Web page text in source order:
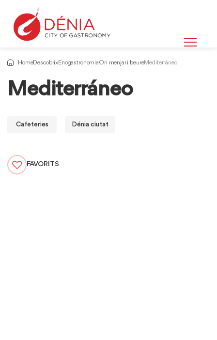
HomeDescobrixEnogastronomiaOn menjar i beureMediterráneo
Mediterráneo
Cafeteries Dénia ciutat
FAVORITS